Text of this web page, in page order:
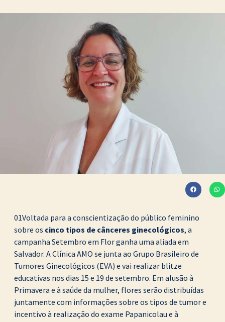
01Voltada para a conscientização do público feminino
sobre os cinco tipos de cânceres ginecológicos, a
campanha Setembro em Flor ganha uma aliada em
Salvador. A Clínica AMO se junta ao Grupo Brasileiro de
Tumores Ginecológicos (EVA) e vai realizar blitze
educativas nos dias 15 e 19 de setembro. Em alusão à
Primavera e à saúde da mulher, flores serão distribuídas
juntamente com informações sobre os tipos de tumor e
incentivo à realização do exame Papanicolau e à